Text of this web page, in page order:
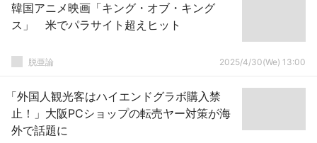
韓国アニメ映画「キング・オブ・キング
ス」 米でパラサイト超えヒット
脱亜論 2025/4/30(We) 13:00
「外国人観光客はハイエンドグラボ購入禁
止！」大阪PCショップの転売ヤー対策が海
外で話題に